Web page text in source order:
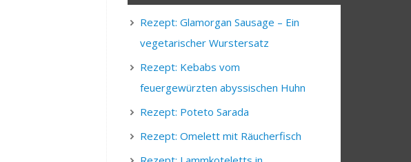
Rezept: Glamorgan Sausage – Ein
vegetarischer Wurstersatz
Rezept: Kebabs vom
feuergewürzten abyssischen Huhn
Rezept: Poteto Sarada
Rezept: Omelett mit Räucherfisch